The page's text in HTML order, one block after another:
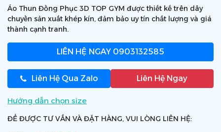
Áo Thun Đồng Phục 3D TOP GYM được thiết kế trên dây
chuyền sản xuất khép kín, đảm bảo uy tín chất lượng và giá
thành cạnh tranh.
LIÊN HỆ NGAY 0903132585
Liên Hệ Qua Zalo Liên Hệ Ngay
Hướng dẫn chọn size
ĐỂ ĐƯỢC TƯ VẤN VÀ ĐẶT HÀNG, VUI LÒNG LIÊN HỆ: